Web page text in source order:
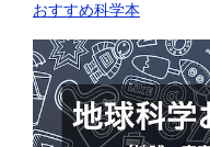
おすすめ科学本